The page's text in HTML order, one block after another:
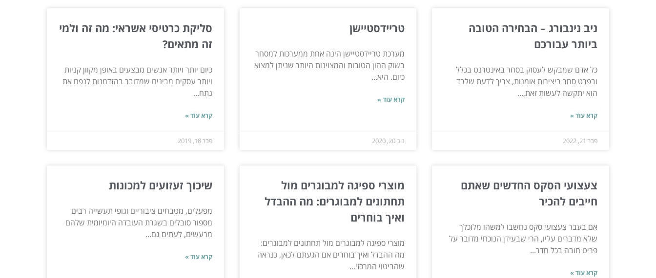
ניב נינבורג – הבחירה הטובה
ביותר עבורכם
כל אדם שמבקש לעסוק בסחר באינטרנט בכלל
ובפרט סחר ביצירות אומנות, צריך לדעת שלבד
הוא יתקשה לעשות זאת,...
קרא עוד »
פבר 21, 2022
טריידסטיישן
מערכת טריידסטיישן הינה אחת ממערכות למסחר
בשוק ההון הטובות והמצוינות היותר שניתן למצוא
כיום. היא...
קרא עוד »
נוב 20, 2020
סליקת כרטיסי אשראי: מה זה ולמי
זה מתאים?
כיום יותר ויותר אנשים מבצעים באופן מקוון קניות
ויותר עסקים מבינים שמדובר בהזדמנות לנפח את
נתח...
קרא עוד »
פבר 18, 2019
צעצועי הסקס החדשים שאתם
חייבים להכיר
אם בעבר צעצועי סקס נחשבו למשהו מלוכלך
שלא מדברים עליו, הרי שבעידן הנוכחי מדובר על
פריט חובה בכל חדר...
קרא עוד »
מוצרי ספיגה למבוגרים מול
תחתונים למבוגרים: מה ההבדל
ואיך בוחרים
מוצרי ספיגה למבוגרים מול תחתונים למבוגרים:
מה ההבדל ואיך בוחרים אם הגעתם לכאן, כנראה
שהביטוי המרכזי...
שיכוך זעזועים למכונות
מפעלים, מטבחים ציבוריים וגופי תעשייה רבים
מספור סובלים בשגרת העובדה היומיומית שלהם
מרעשים, לעתים גם...
קרא עוד »